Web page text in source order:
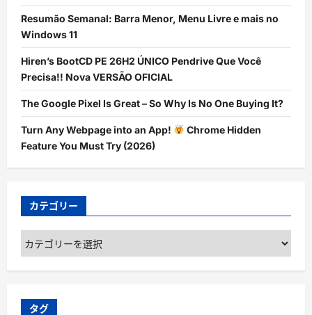
Resumão Semanal: Barra Menor, Menu Livre e mais no
Windows 11
Hiren’s BootCD PE 26H2 ÚNICO Pendrive Que Você
Precisa!! Nova VERSÃO OFICIAL
The Google Pixel Is Great – So Why Is No One Buying It?
Turn Any Webpage into an App!
Chrome Hidden
Feature You Must Try (2026)
カテゴリー
カ
ゴ
ー
タグ